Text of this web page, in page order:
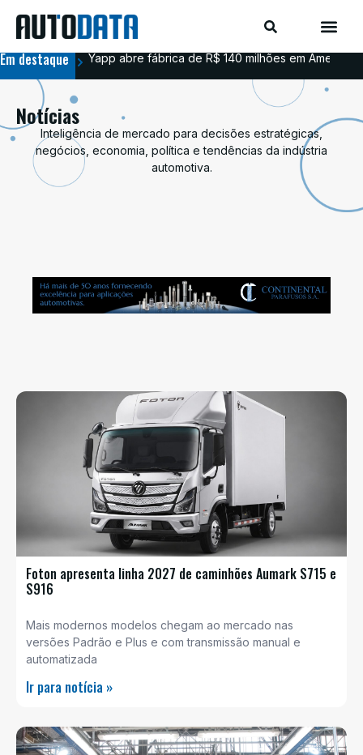
Em destaque Yapp abre fábrica de R$ 140 milhões em
Notícias
Inteligência de mercado para decisões estratégicas,
negócios, economia, política e tendências da indústria
automotiva.
Foton apresenta linha 2027 de caminhões Aumark S715 e
S916
Mais modernos modelos chegam ao mercado nas
versões Padrão e Plus e com transmissão manual e
automatizada
Ir para notícia »